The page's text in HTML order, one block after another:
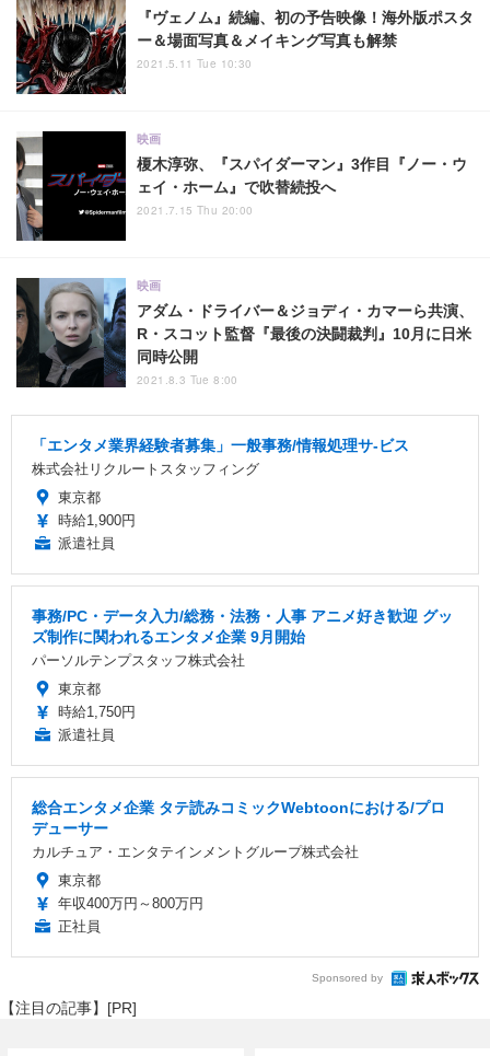
『ヴェノム』続編、初の予告映像！海外版ポスタ
ー＆場面写真＆メイキング写真も解禁
2021.5.11 Tue 10:30
榎木淳弥、『スパイダーマン』3作目『ノー・ウ
ェイ・ホーム』で吹替続投へ
映画
2021.7.15 Thu 20:00
アダム・ドライバー＆ジョディ・カマーら共演、
R・スコット監督『最後の決闘裁判』10月に日米
同時公開
映画
2021.8.3 Tue 8:00
「エンタメ業界経験者募集」一般事務/情報処理サ-ビス
株式会社リクルートスタッフィング
東京都
時給1,900円
派遣社員
事務/PC・データ入力/総務・法務・人事 アニメ好き歓迎 グッ
ズ制作に関われるエンタメ企業 9月開始
パーソルテンプスタッフ株式会社
東京都
時給1,750円
派遣社員
総合エンタメ企業 タテ読みコミックWebtoonにおける/プロ
デューサー
カルチュア・エンタテインメントグループ株式会社
東京都
年収400万円～800万円
正社員
Sponsored by
【注目の記事】[PR]